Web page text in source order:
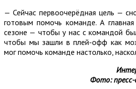
— Сейчас первоочерёдная цель —
готовым помочь команде. А
сезоне — чтобы у нас с командой
чтобы мы зашли в плей-офф как
мог помочь команде настолько,
Фото: пресс-